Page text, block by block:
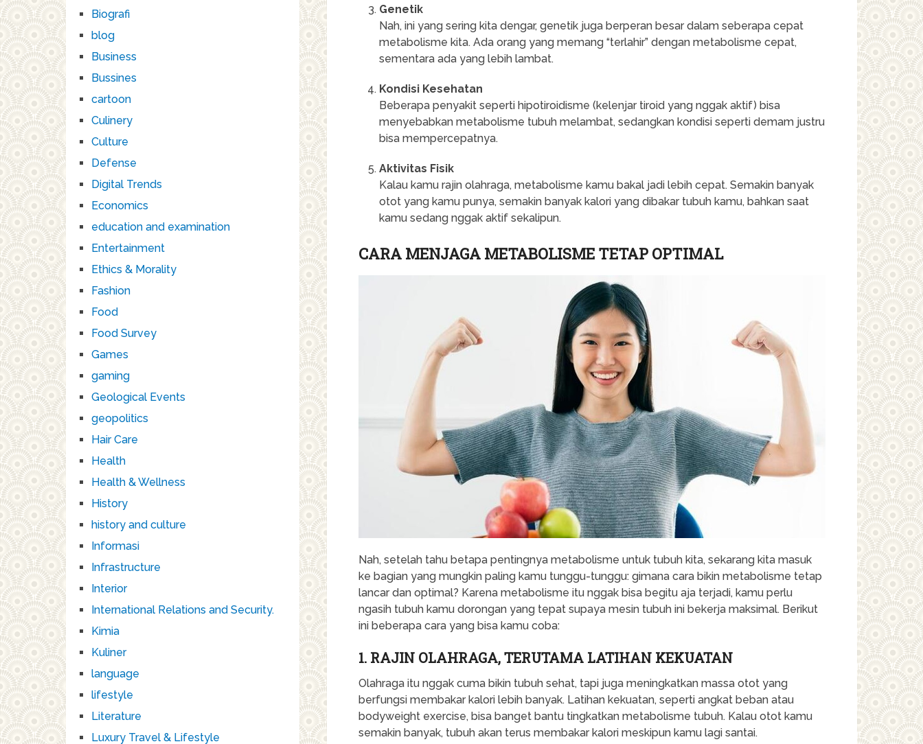
Genetik
Nah, ini yang sering kita dengar, genetik juga berperan besar dalam seberapa cepat
metabolisme kita. Ada orang yang memang “terlahir” dengan metabolisme cepat,
sementara ada yang lebih lambat.
Kondisi Kesehatan
Beberapa penyakit seperti hipotiroidisme (kelenjar tiroid yang nggak aktif) bisa
menyebabkan metabolisme tubuh melambat, sedangkan kondisi seperti demam justru
bisa mempercepatnya.
Aktivitas Fisik
Kalau kamu rajin olahraga, metabolisme kamu bakal jadi lebih cepat. Semakin banyak
otot yang kamu punya, semakin banyak kalori yang dibakar tubuh kamu, bahkan saat
kamu sedang nggak aktif sekalipun.
CARA MENJAGA METABOLISME TETAP OPTIMAL
Nah, setelah tahu betapa pentingnya metabolisme untuk tubuh kita, sekarang kita masuk
ke bagian yang mungkin paling kamu tunggu-tunggu: gimana cara bikin metabolisme tetap
lancar dan optimal? Karena metabolisme itu nggak bisa begitu aja terjadi, kamu perlu
ngasih tubuh kamu dorongan yang tepat supaya mesin tubuh ini bekerja maksimal. Berikut
ini beberapa cara yang bisa kamu coba:
1. RAJIN OLAHRAGA, TERUTAMA LATIHAN KEKUATAN
Olahraga itu nggak cuma bikin tubuh sehat, tapi juga meningkatkan massa otot yang
berfungsi membakar kalori lebih banyak. Latihan kekuatan, seperti angkat beban atau
bodyweight exercise, bisa banget bantu tingkatkan metabolisme tubuh. Kalau otot kamu
semakin banyak, tubuh akan terus membakar kalori meskipun kamu lagi santai.
Biografi
blog
Business
Bussines
cartoon
Culinery
Culture
Defense
Digital Trends
Economics
education and examination
Entertainment
Ethics & Morality
Fashion
Food
Food Survey
Games
gaming
Geological Events
geopolitics
Hair Care
Health
Health & Wellness
History
history and culture
Informasi
Infrastructure
Interior
International Relations and Security.
Kimia
Kuliner
language
lifestyle
Literature
Luxury Travel & Lifestyle